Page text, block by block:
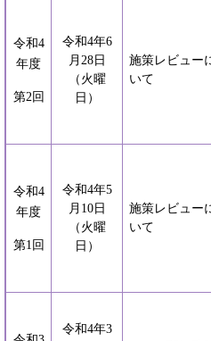
令和4
年度
第2回
令和4年6
月28日
（火曜
日）
施策レビュー
いて
令和4
年度
第1回
令和4年5
月10日
（火曜
日）
施策レビュー
いて
令和4年3